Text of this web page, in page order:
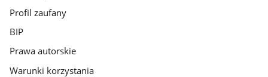
Profil zaufany
BIP
Prawa autorskie
Warunki korzystania